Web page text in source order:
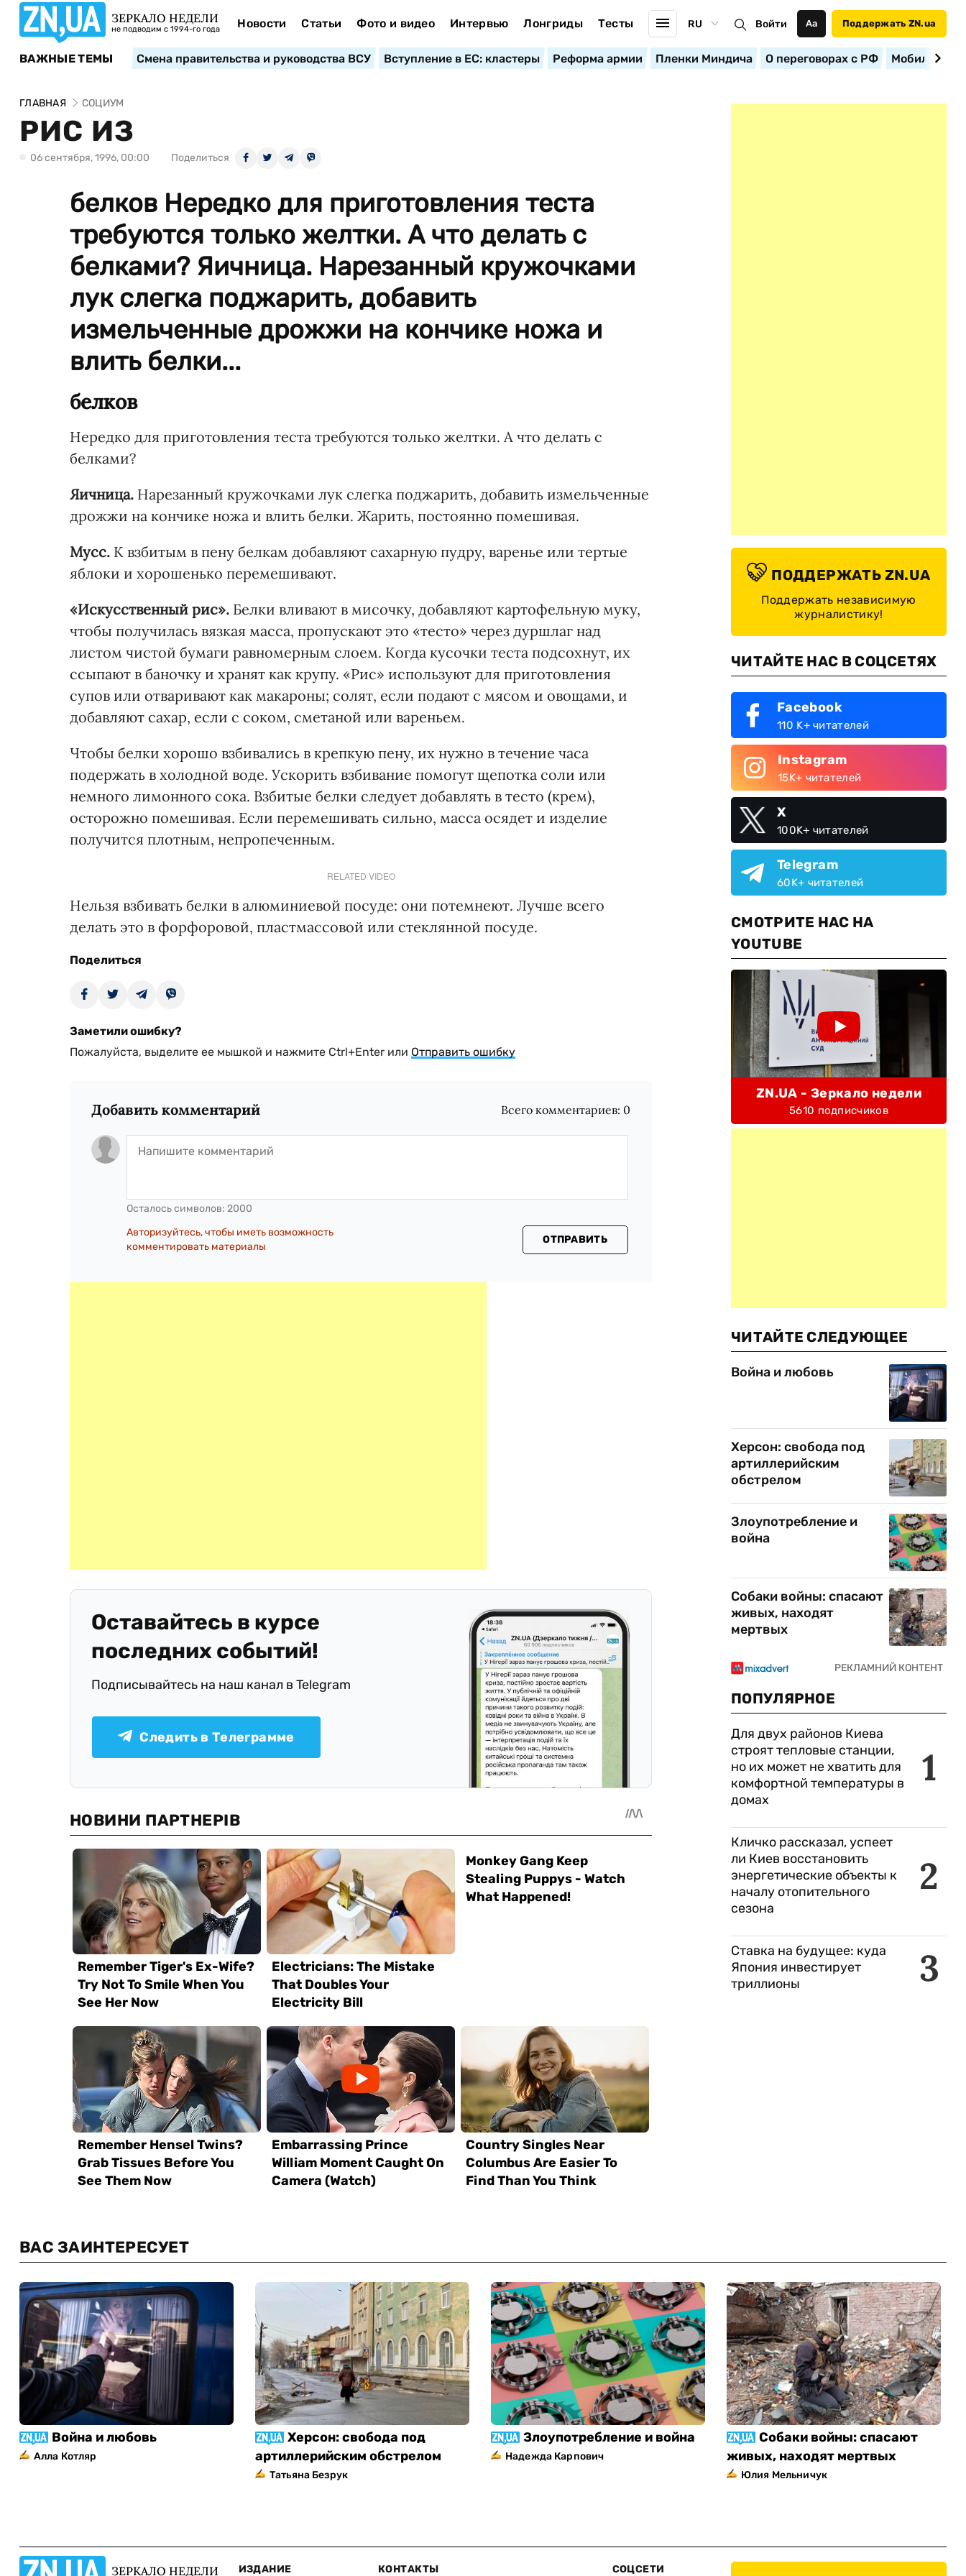
ЗЕРКАЛО НЕДЕЛИ
не подводим с 1994-го года Новости Статьи Фото и видео Интервью Лонгриды Тесты RU Войти Аа Поддержать ZN.ua
ВАЖНЫЕ ТЕМЫ Смена правительства и руководства ВСУ Вступление в ЕС: кластеры Реформа армии Пленки Миндича О переговорах с РФ
ГЛАВНАЯ СОЦИУМ
РИС ИЗ
06 сентября, 1996, 00:00 Поделиться
белков Нередко для приготовления теста
требуются только желтки. А что делать с
белками? Яичница. Нарезанный кружочками
лук слегка поджарить, добавить
измельченные дрожжи на кончике ножа и
влить белки...
белков
Нередко для приготовления теста требуются только желтки. А что делать с
белками?
Яичница. Нарезанный кружочками лук слегка поджарить, добавить измельченные
дрожжи на кончике ножа и влить белки. Жарить, постоянно помешивая.
Мусс. К взбитым в пену белкам добавляют сахарную пудру, варенье или тертые
яблоки и хорошенько перемешивают.
«Искусственный рис». Белки вливают в мисочку, добавляют картофельную муку,
чтобы получилась вязкая масса, пропускают это «тесто» через дуршлаг над
листом чистой бумаги равномерным слоем. Когда кусочки теста подсохнут, их
ссыпают в баночку и хранят как крупу. «Рис» используют для приготовления
супов или отваривают как макароны; солят, если подают с мясом и овощами, и
добавляют сахар, если с соком, сметаной или вареньем.
Чтобы белки хорошо взбивались в крепкую пену, их нужно в течение часа
подержать в холодной воде. Ускорить взбивание помогут щепотка соли или
немного лимонного сока. Взбитые белки следует добавлять в тесто (крем),
осторожно помешивая. Если перемешивать сильно, масса осядет и изделие
получится плотным, непропеченным.
RELATED VIDEO
Нельзя взбивать белки в алюминиевой посуде: они потемнеют. Лучше всего
делать это в форфоровой, пластмассовой или стеклянной посуде.
Поделиться
Заметили ошибку?
Пожалуйста, выделите ее мышкой и нажмите Ctrl+Enter или Отправить ошибку
Добавить комментарий Всего комментариев: 0
Осталось символов: 2000
Авторизуйтесь, чтобы иметь возможность
комментировать материалы
ОТПРАВИТЬ
Оставайтесь в курсе
последних событий!
Подписывайтесь на наш канал в Telegram
Следить в Телеграмме
ПОДДЕРЖАТЬ ZN.UA
Поддержать независимую
журналистику!
ЧИТАЙТЕ НАС В СОЦСЕТЯХ
Facebook
110 K+ читателей
Instagram
15K+ читателей
X
100K+ читателей
Telegram
60K+ читателей
СМОТРИТЕ НАС НА
YOUTUBE
ZN.UA - Зеркало недели
5610 подписчиков
ЧИТАЙТЕ СЛЕДУЮЩЕЕ
Война и любовь
Херсон: свобода под
артиллерийским
обстрелом
Злоупотребление и
война
Собаки войны: спасают
живых, находят
мертвых
ПОПУЛЯРНОЕ
1
Для двух районов Киева
строят тепловые станции,
но их может не хватить для
комфортной температуры в
домах
2
Кличко рассказал, успеет
ли Киев восстановить
энергетические объекты к
началу отопительного
сезона
3
Ставка на будущее: куда
Япония инвестирует
триллионы
ВАС ЗАИНТЕРЕСУЕТ
Война и любовь
Алла Котляр
Херсон: свобода под
артиллерийским обстрелом
Татьяна Безрук
Злоупотребление и война
Надежда Карпович
Собаки войны: спасают
живых, находят мертвых
Юлия Мельничук
ЗЕРКАЛО НЕДЕЛИ ИЗДАНИЕ КОНТАКТЫ СОЦСЕТИ